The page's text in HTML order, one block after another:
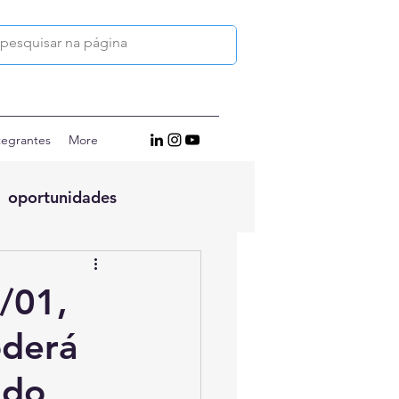
More
oportunidades
01,